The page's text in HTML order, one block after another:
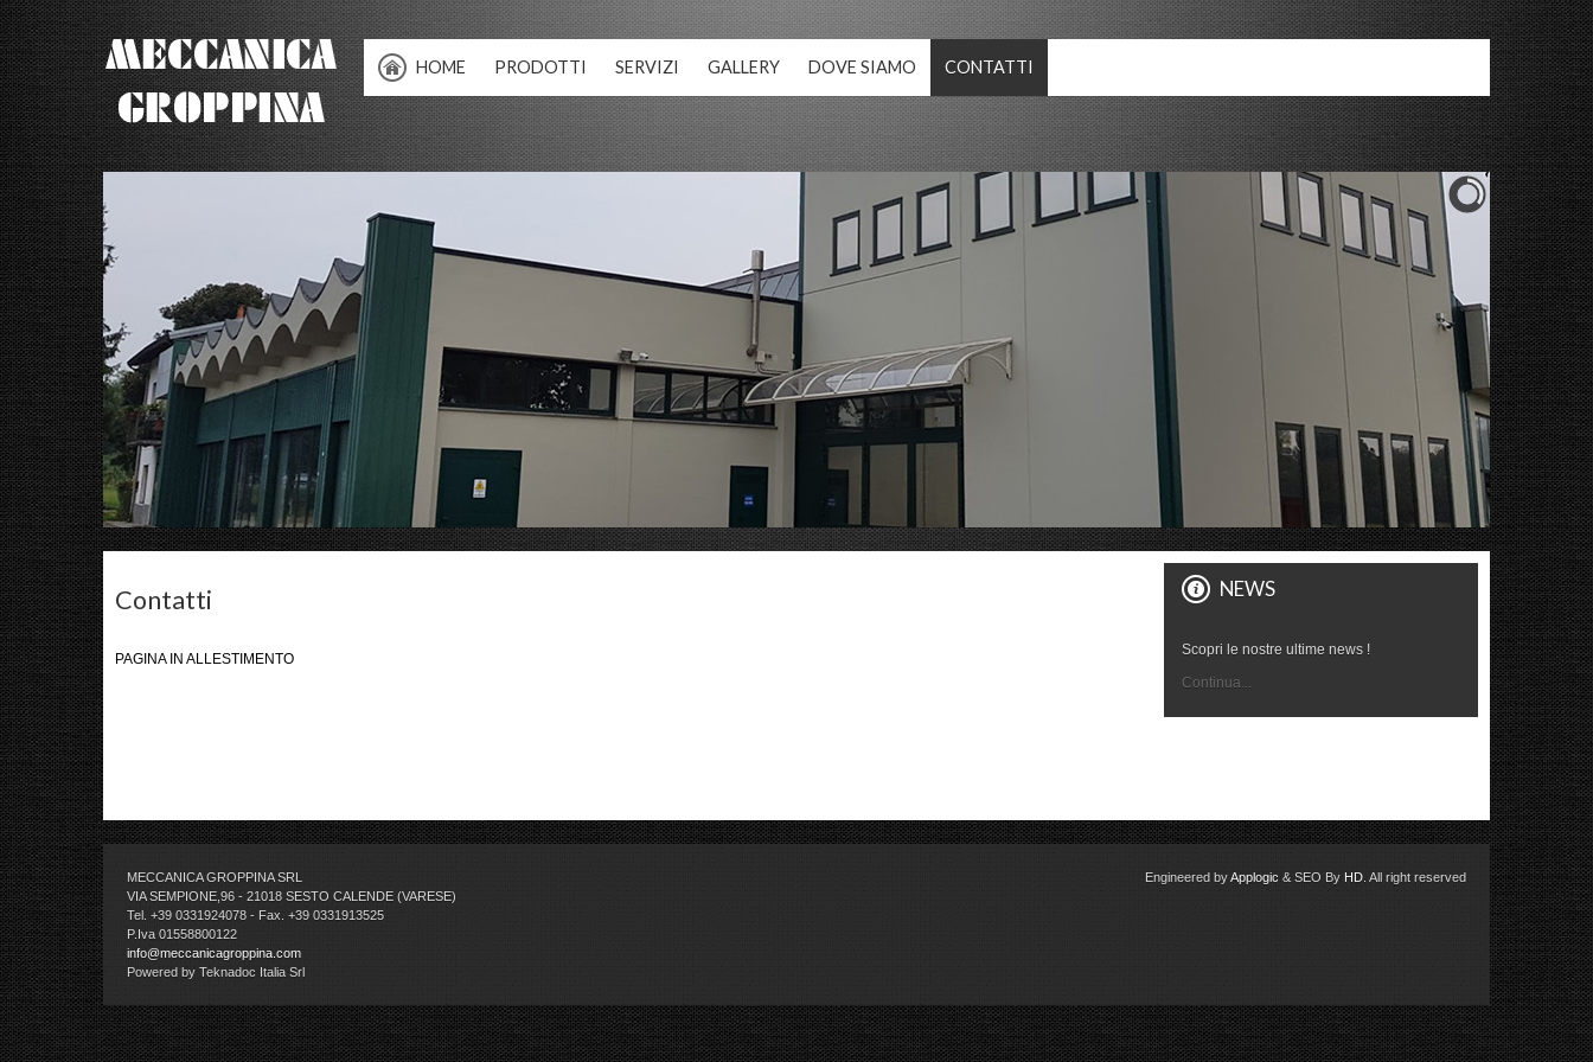
HOME PRODOTTI SERVIZI GALLERY DOVE SIAMO CONTATTI
MECCANICAGROPPINA.COM
Contatti
PAGINA IN ALLESTIMENTO
NEWS
Scopri le nostre ultime news !
Continua...
MECCANICA GROPPINA SRL
VIA SEMPIONE,96 - 21018 SESTO CALENDE (VARESE)
Tel. +39 0331924078 - Fax. +39 0331913525
P.Iva 01558800122
info@meccanicagroppina.com
Powered by Teknadoc Italia Srl
Engineered byApplogic & SEO By HD. All right reserved